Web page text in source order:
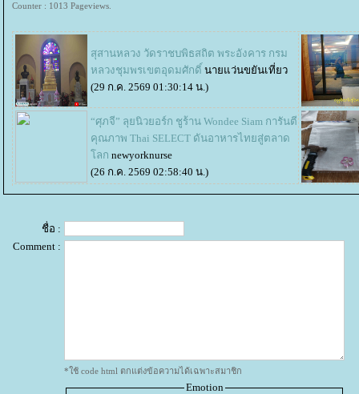
Counter : 1013 Pageviews.
สุสานหลวง วัดราชบพิธสถิต พระอังคาร กรม
หลวงชุมพรเขตอุดมศักดิ์ นายแว่นขยันเที่ยว
(29 ก.ค. 2569 01:30:14 น.)
“ศุภจี” ลุยนิวยอร์ก ชูร้าน Wondee Siam การันตี
คุณภาพ Thai SELECT ดันอาหารไทยสู่ตลาด
ลก newyorknurse
(26 ก.ค. 2569 02:58:40 น.)
ชื่อ :
Comment :
*ใช้ code html ตกแต่งข้อความได้เฉพาะสมาชิก
Emotion